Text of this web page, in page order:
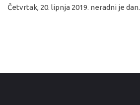
Četvrtak, 20. lipnja 2019. neradni je dan.